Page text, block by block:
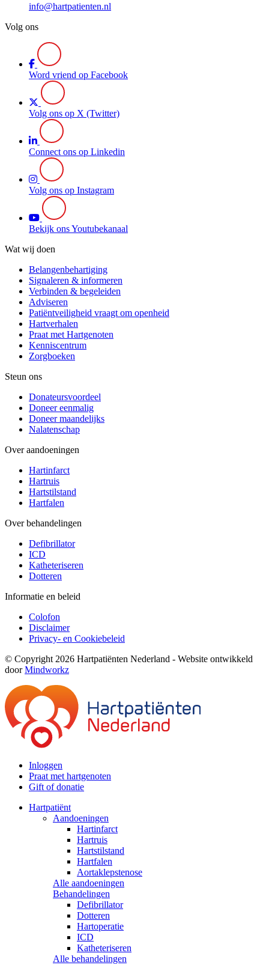
info@hartpatienten.nl
Volg ons
Word vriend op Facebook
Volg ons op X (Twitter)
Connect ons op Linkedin
Volg ons op Instagram
Bekijk ons Youtubekanaal
Wat wij doen
Belangenbehartiging
Signaleren & informeren
Verbinden & begeleiden
Adviseren
Patiëntveiligheid vraagt om openheid
Hartverhalen
Praat met Hartgenoten
Kenniscentrum
Zorgboeken
Steun ons
Donateursvoordeel
Doneer eenmalig
Doneer maandelijks
Nalatenschap
Over aandoeningen
Hartinfarct
Hartruis
Hartstilstand
Hartfalen
Over behandelingen
Defibrillator
ICD
Katheteriseren
Dotteren
Informatie en beleid
Colofon
Disclaimer
Privacy- en Cookiebeleid
© Copyright 2026 Hartpatiënten Nederland - Website ontwikkeld
doorMindworkz
Inloggen
Praat met hartgenoten
Gift of donatie
Hartpatiënt
Aandoeningen
Hartinfarct
Hartruis
Hartstilstand
Hartfalen
Aortaklepstenose
Alle aandoeningen
Behandelingen
Defibrillator
Dotteren
Hartoperatie
ICD
Katheteriseren
Alle behandelingen